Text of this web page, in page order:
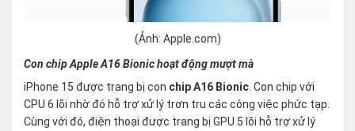
(Ảnh: Apple.com)
Con chip Apple A16 Bionic hoạt động mượt mà
iPhone 15 được trang bị con chip A16 Bionic . Con chip với
CPU 6 lõi nhờ đó hỗ trợ xử lý trơn tru các công việc phức tạp.
Cùng với đó, điện thoại được trang bị GPU 5 lõi hỗ trợ xử lý